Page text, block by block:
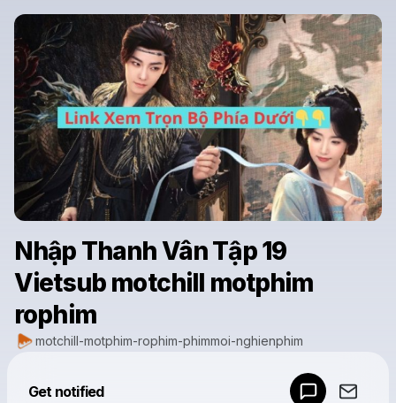
Nhập Thanh Vân Tập 19
Vietsub motchill motphim
rophim
motchill-motphim-rophim-phimmoi-nghienphim
Get notified